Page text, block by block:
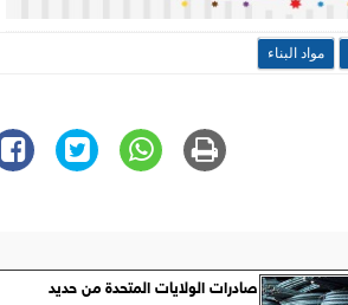
مواد البناء
صادرات الولايات المتحدة من حديد